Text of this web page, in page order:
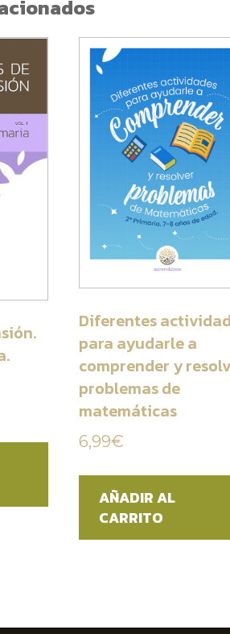
Diferentes
para ayudarle a
comprender y
problemas de
matemáticas
6,99€
AÑADIR AL
CARRITO